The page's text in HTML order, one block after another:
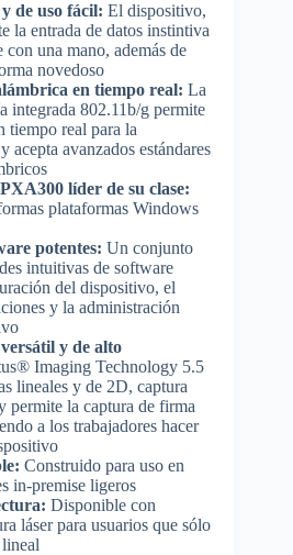
de uso fácil: El dispositivo,
la entrada de datos instintiva
una mano, además de
novedoso
en tiempo real: La
integrada 802.11b/g permite
tiempo real para la
acepta avanzados estándares
líder de su clase:
plataformas Windows
potentes: Un conjunto
intuitivas de software
del dispositivo, el
y la administración
y de alto
Imaging Technology 5.5
lineales y de 2D, captura
permite la captura de firma
a los trabajadores hacer
Construido para uso en
in-premise ligeros
Disponible con
láser para usuarios que sólo